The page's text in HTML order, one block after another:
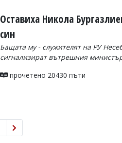
Оставиха Никола
син
Бащата му - служителят на РУ
сигнализират вътрешния
прочетено 20430 пъти